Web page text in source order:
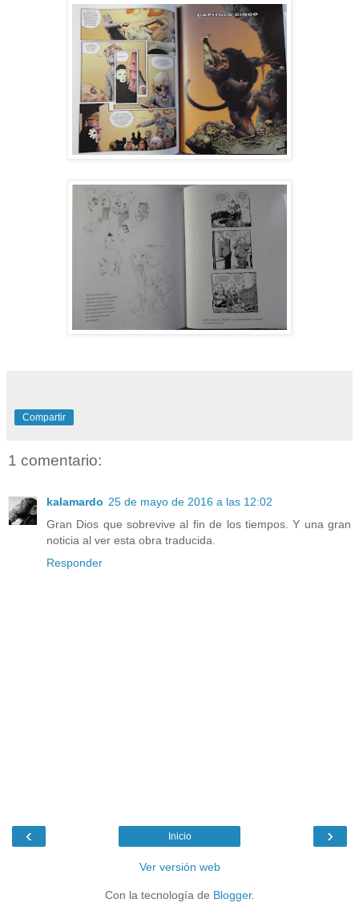
Compartir
1 comentario:
kalamardo 25 de mayo de 2016 a las 12:02
Gran Dios que sobrevive al fin de los tiempos. Y una gran
noticia al ver esta obra traducida.
Responder
‹ ›
Inicio
Ver versión web
Con la tecnología de Blogger.